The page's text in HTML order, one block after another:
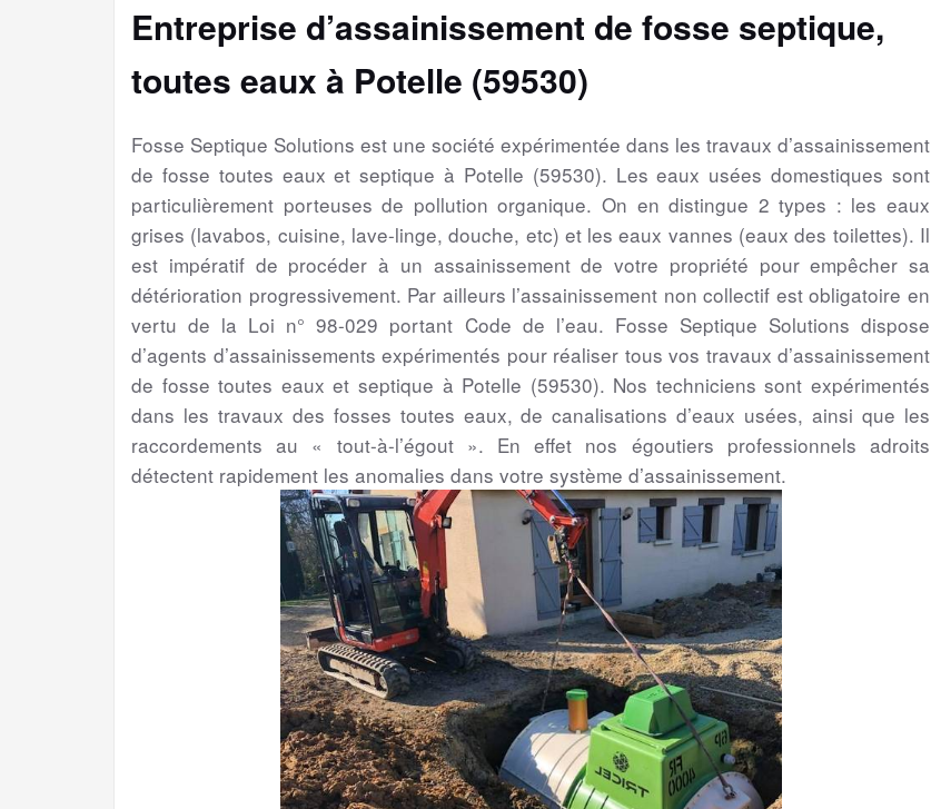
Entreprise d’assainissement de fosse septique,
toutes eaux à Potelle (59530)
Fosse Septique Solutions est une société expérimentée dans les travaux d’assainissement
de fosse toutes eaux et septique à Potelle (59530). Les eaux usées domestiques sont
particulièrement porteuses de pollution organique. On en distingue 2 types : les eaux
grises (lavabos, cuisine, lave-linge, douche, etc) et les eaux vannes (eaux des toilettes). Il
est impératif de procéder à un assainissement de votre propriété pour empêcher sa
détérioration progressivement. Par ailleurs l’assainissement non collectif est obligatoire en
vertu de la Loi n° 98-029 portant Code de l’eau. Fosse Septique Solutions dispose
d’agents d’assainissements expérimentés pour réaliser tous vos travaux d’assainissement
de fosse toutes eaux et septique à Potelle (59530). Nos techniciens sont expérimentés
dans les travaux des fosses toutes eaux, de canalisations d’eaux usées, ainsi que les
raccordements au « tout-à-l’égout ». En effet nos égoutiers professionnels adroits
détectent rapidement les anomalies dans votre système d’assainissement.